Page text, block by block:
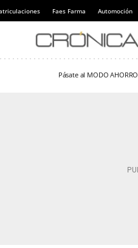
Faes Farma Automoción
Pásate al MODO AHORRO